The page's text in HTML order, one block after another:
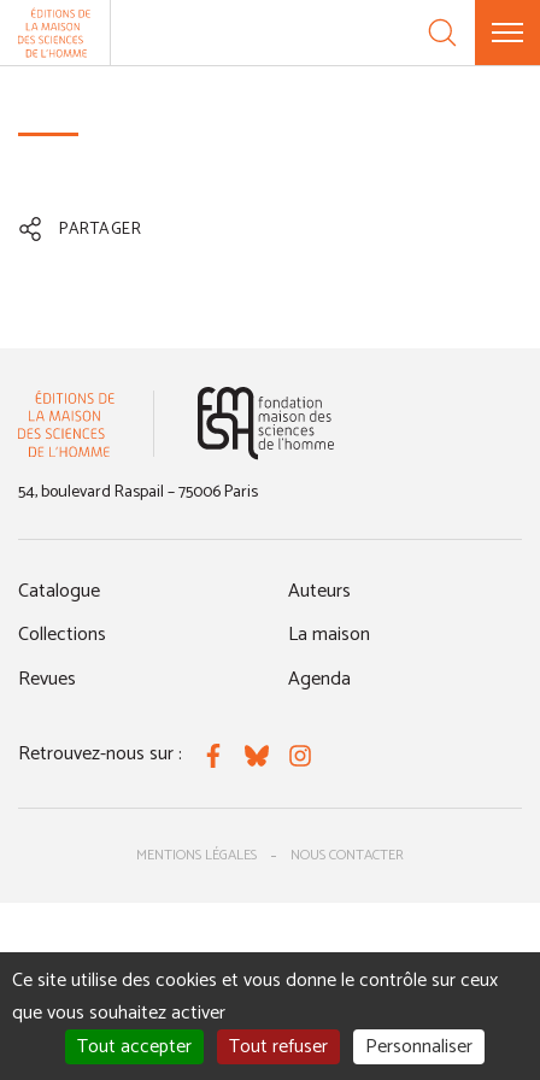
Aller au contenu
PARTAGER
54, boulevard Raspail – 75006 Paris
Catalogue
Collections
Revues
Auteurs
La maison
Agenda
Retrouvez-nous sur : FacebookBlueskyInstagram
MENTIONS LÉGALES NOUS CONTACTER
Panneau de gestion des cookies
Ce site utilise des cookies et vous donne le contrôle sur ceux
que vous souhaitez activer
Tout accepter
Tout refuser Personnaliser